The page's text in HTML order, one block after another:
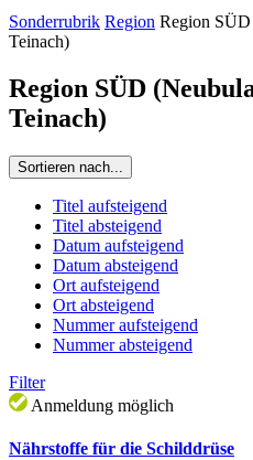
Sonderrubrik Region Region
Teinach)
Region SÜD
Teinach)
Sortieren nach...
Titel aufsteigend
Titel absteigend
Datum aufsteigend
Datum absteigend
Ort aufsteigend
Ort absteigend
Nummer aufsteigend
Nummer absteigend
Filter
Anmeldung möglich
Nährstoffe für die Schilddrüse